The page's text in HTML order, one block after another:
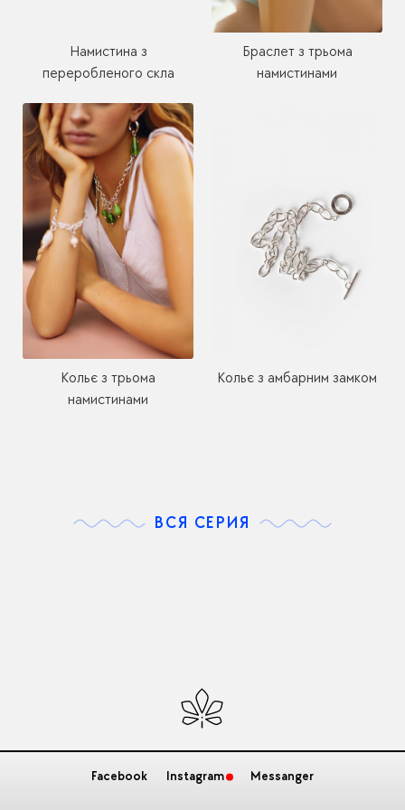
Намистина з
переробленого скла
Браслет з трьома
намистинами
Кольє з трьома
намистинами
Кольє з амбарним замком
ВСЯ СЕРИЯ
Facebook Instagram Messanger